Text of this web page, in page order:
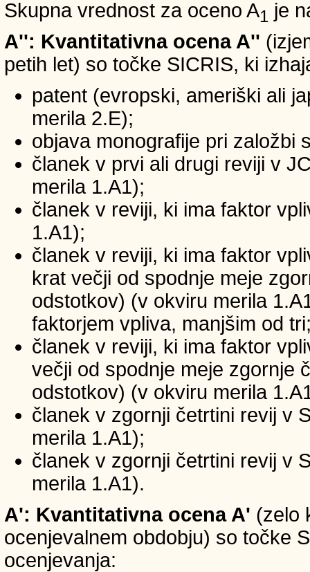
Skupna vrednost za oceno A1 je
A'': Kvantitativna ocena A''
petih let) so točke SICRIS, ki
patent (evropski, ameriški ali
merila 2.E);
objava monografije pri založbi
članek v prvi ali drugi reviji v
merila 1.A1);
članek v reviji, ki ima faktor
1.A1);
članek v reviji, ki ima faktor
krat večji od spodnje meje
odstotkov) (v okviru merila
faktorjem vpliva, manjšim od
članek v reviji, ki ima faktor
večji od spodnje meje zgornje
odstotkov) (v okviru merila
članek v zgornji četrtini revij v
merila 1.A1);
članek v zgornji četrtini revij v
merila 1.A1).
A': Kvantitativna ocena A' (zelo
ocenjevalnem obdobju) so točke
ocenjevanja: